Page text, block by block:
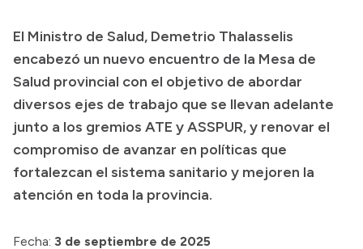
Accesos directos
SIU GUARANÍ
SECUNDARIO
TECNICATURAS
CAPACITACIONES
El Ministro de Salud, Demetrio Thalasselis
encabezó un nuevo encuentro de la Mesa de
Salud provincial con el objetivo de abordar
diversos ejes de trabajo que se llevan adelante
junto a los gremios ATE y ASSPUR, y renovar el
compromiso de avanzar en políticas que
fortalezcan el sistema sanitario y mejoren la
atención en toda la provincia.
Fecha: 3 de septiembre de 2025